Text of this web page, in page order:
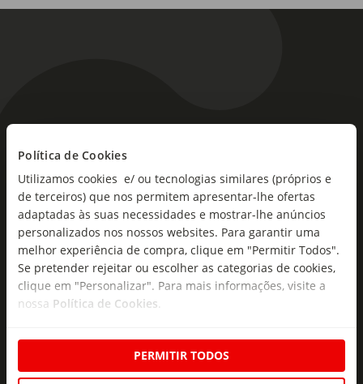
Política de Cookies
Utilizamos cookies e/ ou tecnologias similares (próprios e
de terceiros) que nos permitem apresentar-lhe ofertas
adaptadas às suas necessidades e mostrar-lhe anúncios
personalizados nos nossos websites. Para garantir uma
melhor experiência de compra, clique em "Permitir Todos".
Se pretender rejeitar ou escolher as categorias de cookies,
clique em "Personalizar". Para mais informações, visite a
nossa Política de Cookies
PERMITIR TODOS
seu e-mail!
Subscreva e descubra campanhas exclusivas,
ofertas e novidades para si.
Insira o seu e-
mail
Subscrever